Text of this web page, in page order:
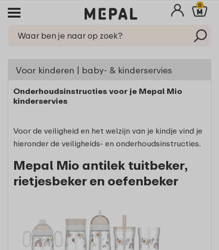
0
Voor kinderen | baby- & kinderservies
Onderhoudsinstructies voor je Mepal Mio
kinderservies
Voor de veiligheid en het welzijn van je kindje vind je
hieronder de veiligheids- en onderhoudsinstructies.
Mepal Mio antilek tuitbeker,
rietjesbeker en oefenbeker